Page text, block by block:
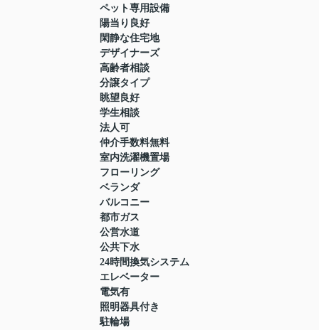
ペット専用設備
陽当り良好
閑静な住宅地
デザイナーズ
高齢者相談
分譲タイプ
眺望良好
学生相談
法人可
仲介手数料無料
室内洗濯機置場
フローリング
ベランダ
バルコニー
都市ガス
公営水道
公共下水
24時間換気システム
エレベーター
電気有
照明器具付き
駐輪場